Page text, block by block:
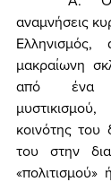
αναμνήσεις
Ελληνισμός,
μακραίωνη
από ένα
κοινότης του
του στην
«πολιτισμού»